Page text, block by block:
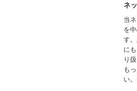
ネ
当
を
す
に
り
も
い